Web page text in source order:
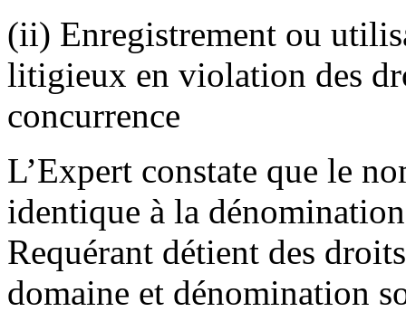
(ii) Enregistrement ou
litigieux en violation des
concurrence
L’Expert constate que le
identique à la
Requérant détient des
domaine et dénomination